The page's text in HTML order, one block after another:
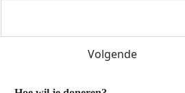
Volgende